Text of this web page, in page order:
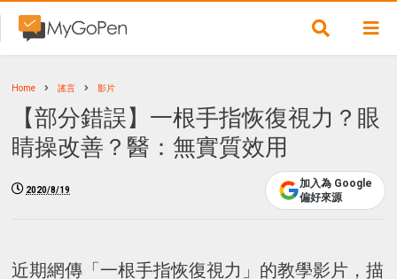
Home 謠言 影片
【部分錯誤】一根手指恢復視力？眼
睛操改善？醫：無實質效用
2020/8/19
加入為 Google
偏好來源
近期網傳「一根手指恢復視力」的教學影片，描